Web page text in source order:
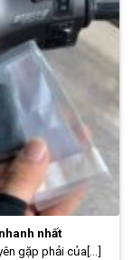
nhất
gặp phải của[...]